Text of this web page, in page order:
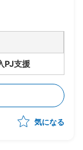
PJ支援
気になる